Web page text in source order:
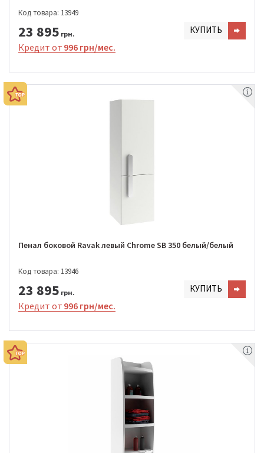
Код товара: 13949
23 895 грн. КУПИТЬ
Кредит от 996 грн/мес.
Пенал боковой Ravak левый Chrome SB 350 белый/белый
Код товара: 13946
23 895 грн. КУПИТЬ
Кредит от 996 грн/мес.